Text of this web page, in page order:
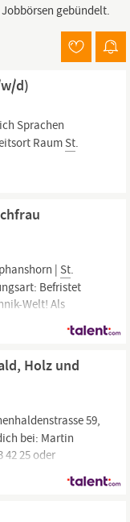
gebündelt.
d)
Sprachen
Raum St.
| St.
Befristet
Welt! Als
wir mit
und
Holz und
59,
bei: Martin
42 25 oder
3:087A2CB>>B0
freuen uns darauf,